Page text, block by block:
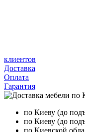
клиентов
Доставка
Оплата
Гарантия
по Киеву (до
по Киеву (до
по Киевской